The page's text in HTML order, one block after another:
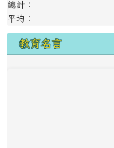
總計：
平均：
教育名言